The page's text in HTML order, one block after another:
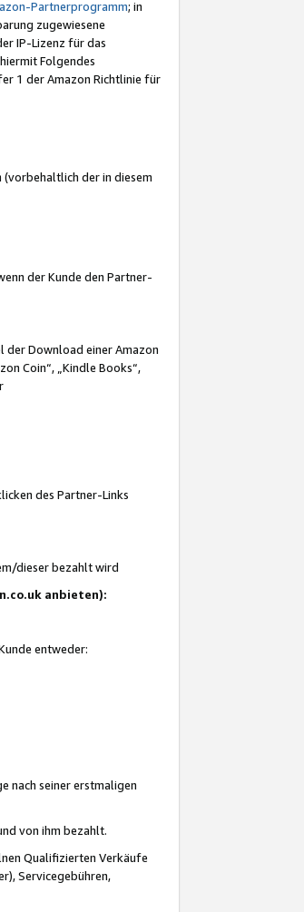
Partnerprogramm; in
zugewiesene
IP-Lizenz für das
Folgendes
1 der Amazon Richtlinie für
der in diesem
der Kunde den Partner-
der Download einer Amazon
Coin“, „Kindle Books“,
des Partner-Links
dieser bezahlt wird
anbieten):
entweder:
nach seiner erstmaligen
von ihm bezahlt.
Qualifizierten Verkäufe
Servicegebühren,